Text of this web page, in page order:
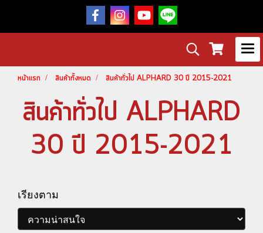
หน้าแรก สินค้าทั้งหมด สินค้าทั่วไป ALPHARD 30 ปี 2015-2021
สินค้าทั่วไป ALPHARD
30 ปี 2015-2021
เรียงตาม